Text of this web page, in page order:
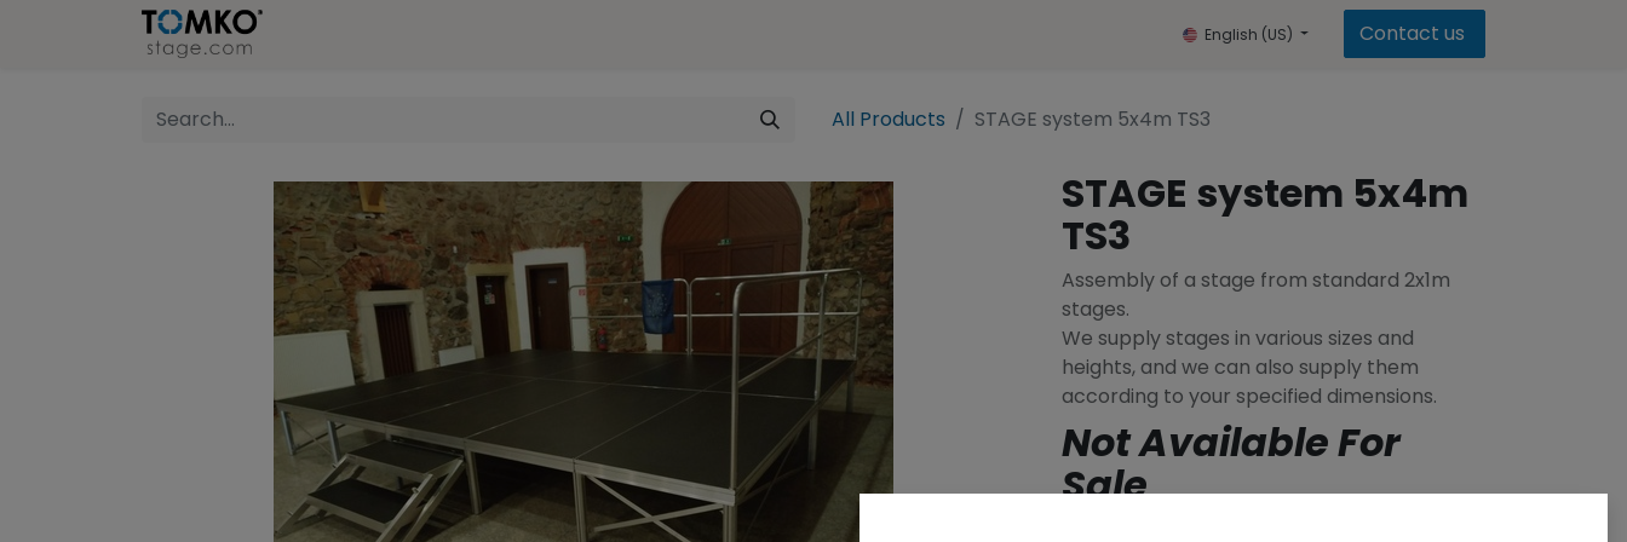
English (US) Contact us
All Products STAGE system 5x4m TS3
STAGE system 5x4m
TS3
Assembly of a stage from standard 2x1m
stages.
We supply stages in various sizes and
heights, and we can also supply them
according to your specified dimensions.
Not Available For
Sale